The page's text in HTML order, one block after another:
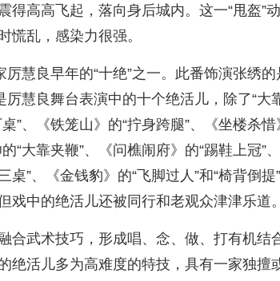
得高高飞起，落向身后城内。这一“甩盔”
慌乱，感染力很强。
厉慧良早年的“十绝”之一。此番饰演张绣
厉慧良舞台表演中的十个绝活儿，除了“大
”、《铁笼山》的“拧身跨腿”、《坐楼杀惜
“大靠夹鞭”、《问樵闹府》的“踢鞋上冠”
桌”、《金钱豹》的“飞脚过人”和“椅背倒
戏中的绝活儿还被同行和老观众津津乐道。
合武术技巧，形成唱、念、做、打有机结
绝活儿多为高难度的特技，具有一家独擅